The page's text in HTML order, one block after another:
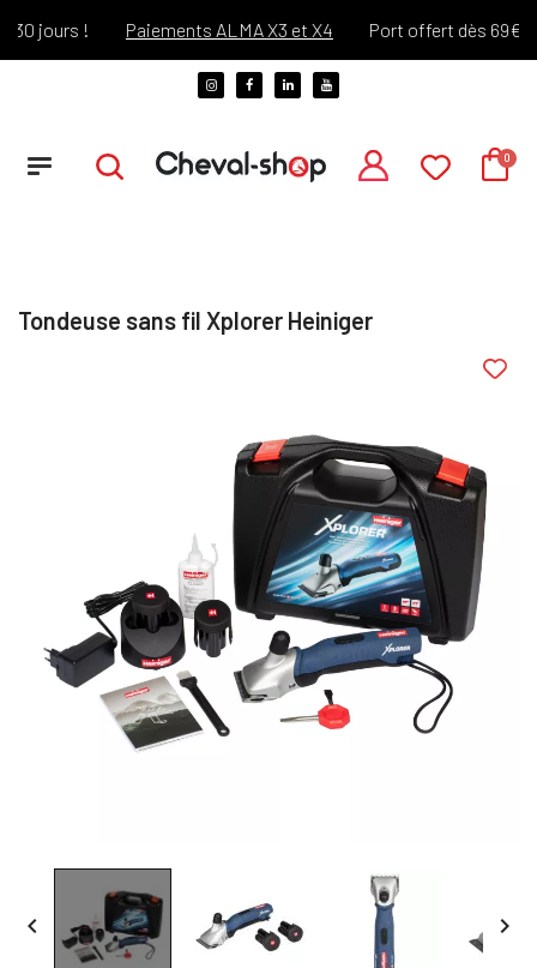
jours ! Paiements ALMA X3 et X4 Port offert dès 69€
Tondeuse sans fil Xplorer Heiniger
 